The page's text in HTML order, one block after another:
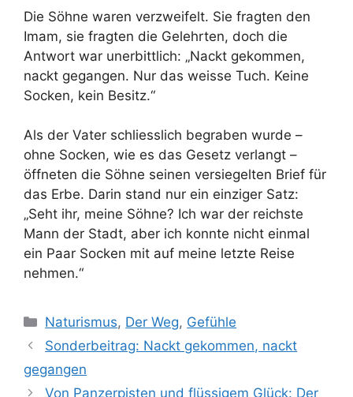
Die Söhne waren verzweifelt. Sie fragten den
Imam, sie fragten die Gelehrten, doch die
Antwort war unerbittlich: „Nackt gekommen,
nackt gegangen. Nur das weisse Tuch. Keine
Socken, kein Besitz.“
Als der Vater schliesslich begraben wurde –
ohne Socken, wie es das Gesetz verlangt –
öffneten die Söhne seinen versiegelten Brief für
das Erbe. Darin stand nur ein einziger Satz:
„Seht ihr, meine Söhne? Ich war der reichste
Mann der Stadt, aber ich konnte nicht einmal
ein Paar Socken mit auf meine letzte Reise
nehmen.“
Kategorien
Naturismus, Der Weg, Gefühle
Sonderbeitrag: Nackt gekommen, nackt
gegangen
Von Panzerpisten und flüssigem Glück: Der